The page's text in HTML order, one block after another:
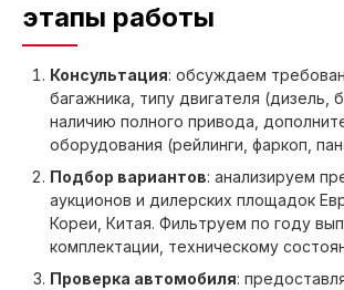
этапы работы
Консультация: обсуждаем
багажника, типу двигателя (дизель,
наличию полного привода,
оборудования (рейлинги, фаркоп,
Подбор вариантов: анализируем
аукционов и дилерских площадок
Кореи, Китая. Фильтруем по году
комплектации, техническому
Проверка автомобиля: